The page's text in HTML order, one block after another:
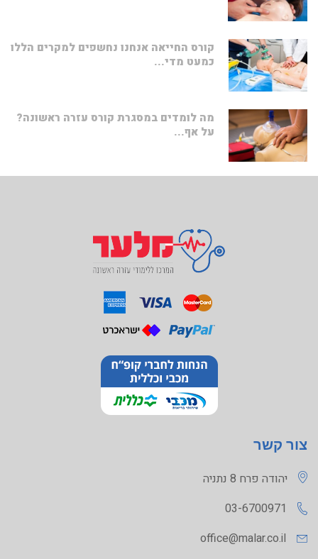
קורס החייאה אנחנו נחשפים למקרים הללו
כמעט מדי...
מה לומדים במסגרת קורס עזרה ראשונה?
על אף...
צור קשר
יהודה פרח 8 נתניה
03-6700971
office@malar.co.il